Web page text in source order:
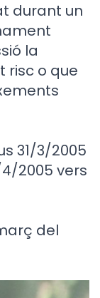
durant un
la
risc o que
31/3/2005
2005 vers
del